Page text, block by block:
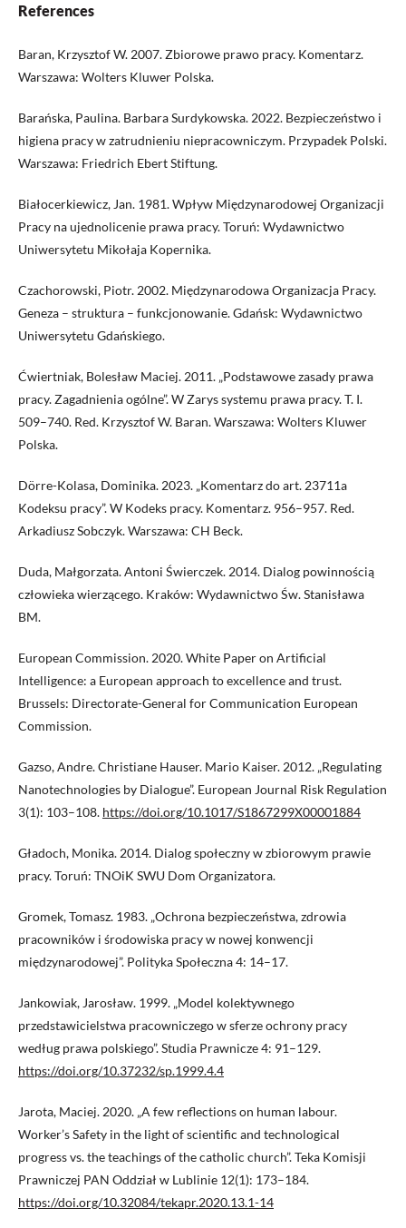
References
Baran, Krzysztof W. 2007. Zbiorowe prawo pracy. Komentarz.
Warszawa: Wolters Kluwer Polska.
Barańska, Paulina. Barbara Surdykowska. 2022. Bezpieczeństwo i
higiena pracy w zatrudnieniu niepracowniczym. Przypadek Polski.
Warszawa: Friedrich Ebert Stiftung.
Białocerkiewicz, Jan. 1981. Wpływ Międzynarodowej Organizacji
Pracy na ujednolicenie prawa pracy. Toruń: Wydawnictwo
Uniwersytetu Mikołaja Kopernika.
Czachorowski, Piotr. 2002. Międzynarodowa Organizacja Pracy.
Geneza – struktura – funkcjonowanie. Gdańsk: Wydawnictwo
Uniwersytetu Gdańskiego.
Ćwiertniak, Bolesław Maciej. 2011. „Podstawowe zasady prawa
pracy. Zagadnienia ogólne”. W Zarys systemu prawa pracy. T. I.
509–740. Red. Krzysztof W. Baran. Warszawa: Wolters Kluwer
Polska.
Dörre-Kolasa, Dominika. 2023. „Komentarz do art. 23711a
Kodeksu pracy”. W Kodeks pracy. Komentarz. 956–957. Red.
Arkadiusz Sobczyk. Warszawa: CH Beck.
Duda, Małgorzata. Antoni Świerczek. 2014. Dialog powinnością
człowieka wierzącego. Kraków: Wydawnictwo Św. Stanisława
BM.
European Commission. 2020. White Paper on Artificial
Intelligence: a European approach to excellence and trust.
Brussels: Directorate-General for Communication European
Commission.
Gazso, Andre. Christiane Hauser. Mario Kaiser. 2012. „Regulating
Nanotechnologies by Dialogue”. European Journal Risk Regulation
3(1): 103–108. https://doi.org/10.1017/S1867299X00001884
Gładoch, Monika. 2014. Dialog społeczny w zbiorowym prawie
pracy. Toruń: TNOiK SWU Dom Organizatora.
Gromek, Tomasz. 1983. „Ochrona bezpieczeństwa, zdrowia
pracowników i środowiska pracy w nowej konwencji
międzynarodowej”. Polityka Społeczna 4: 14–17.
Jankowiak, Jarosław. 1999. „Model kolektywnego
przedstawicielstwa pracowniczego w sferze ochrony pracy
według prawa polskiego”. Studia Prawnicze 4: 91–129.
https://doi.org/10.37232/sp.1999.4.4
Jarota, Maciej. 2020. „A few reflections on human labour.
Worker’s Safety in the light of scientific and technological
progress vs. the teachings of the catholic church”. Teka Komisji
Prawniczej PAN Oddział w Lublinie 12(1): 173–184.
https://doi.org/10.32084/tekapr.2020.13.1-14